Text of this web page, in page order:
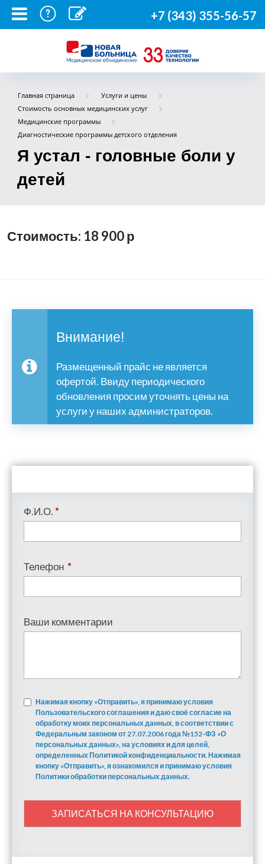
+7 (343) 355-56-57
Главная страница
Услуги и цены
Стоимость основных медицинских услуг
Медицинские программы
Диагностические программы детского отделения
Я устал - головные боли у
детей
Стоимость: 18 900р
Внимание!
Размещенный прайс не является
офертой. Ввиду периодического
обновления просим уточнять цены на
услуги у наших администраторов.
Ф.И.О. *
Телефон *
Ваши комментарии
Нажимая кнопку «Отправить», я принимаю условия
Пользовательского соглашения и даю своё согласие на
обработку моих персональных данных, в соответствии с
Федеральным законом от 27.07.2006 года №152-ФЗ «О
персональных данных», на условиях и для целей,
определенных Политикой конфиденциальности. Нажимая
кнопку «Отправить», я ознакомился и принимаю условия
Политики обработки персональных данных.
ЗАПИСАТЬСЯ НА КОНСУЛЬТАЦИЮ